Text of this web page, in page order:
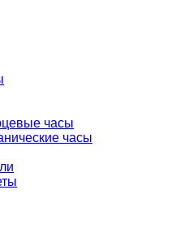
часы
часы